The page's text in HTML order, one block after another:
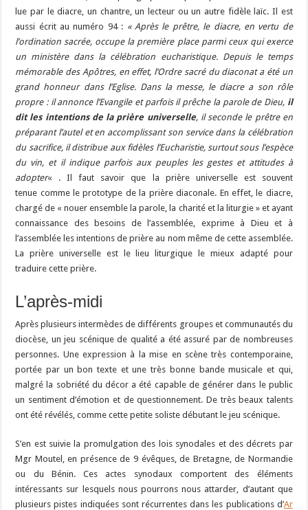
lue par le diacre, un chantre, un lecteur ou un autre fidèle laïc. Il est
aussi écrit au numéro 94 : « Après le prêtre, le diacre, en vertu de
l’ordination sacrée, occupe la première place parmi ceux qui exerce
un ministère dans la célébration eucharistique. Depuis le temps
mémorable des Apôtres, en effet, l’Ordre sacré du diaconat a été un
grand honneur dans l’Eglise. Dans la messe, le diacre a son rôle
propre : il annonce l’Evangile et parfois il prêche la parole de Dieu, il
dit les intentions de la prière universelle, il seconde le prêtre en
préparant l’autel et en accomplissant son service dans la célébration
du sacrifice, il distribue aux fidèles l’Eucharistie, surtout sous l’espèce
du vin, et il indique parfois aux peuples les gestes et attitudes à
adopter« . Il faut savoir que la prière universelle est souvent
tenue comme le prototype de la prière diaconale. En effet, le diacre,
chargé de « nouer ensemble la parole, la charité et la liturgie » et ayant
connaissance des besoins de l’assemblée, exprime à Dieu et à
l’assemblée les intentions de prière au nom même de cette assemblée.
La prière universelle est le lieu liturgique le mieux adapté pour
traduire cette prière.
L’après-midi
Après plusieurs intermèdes de différents groupes et communautés du
diocèse, un jeu scénique de qualité a été assuré par de nombreuses
personnes. Une expression à la mise en scène très contemporaine,
portée par un bon texte et une très bonne bande musicale et qui,
malgré la sobriété du décor a été capable de générer dans le public
un sentiment d’émotion et de questionnement. De très beaux talents
ont été révélés, comme cette petite soliste débutant le jeu scénique.
S’en est suivie la promulgation des lois synodales et des décrets par
Mgr Moutel, en présence de 9 évêques, de Bretagne, de Normandie
ou du Bénin. Ces actes synodaux comportent des éléments
intéressants sur lesquels nous pourrons nous attarder, d’autant que
plusieurs pistes indiquées sont récurrentes dans les publications d’Ar